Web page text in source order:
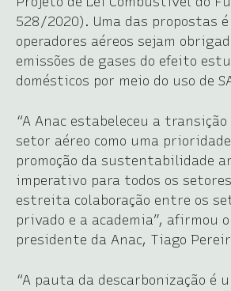
528/2020). Uma das propostas é
operadores aéreos sejam
emissões de gases do efeito
domésticos por meio do uso de
“A Anac estabeleceu a
setor aéreo como uma
promoção da sustentabilidade
imperativo para todos os
estreita colaboração entre os
privado e a academia”, afirmou
presidente da Anac, Tiago
“A pauta da descarbonização é